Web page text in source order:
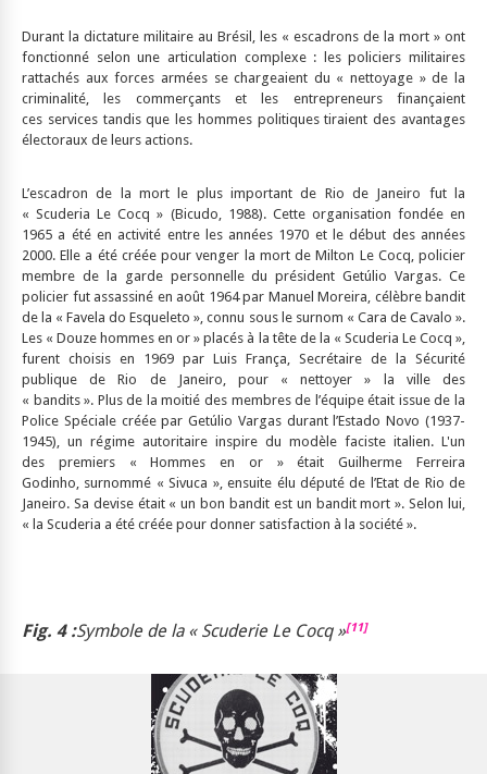
Durant la dictature militaire au Brésil, les « escadrons de la mort » ont
fonctionné selon une articulation complexe : les policiers militaires
rattachés aux forces armées se chargeaient du « nettoyage » de la
criminalité, les commerçants et les entrepreneurs finançaient
ces services tandis que les hommes politiques tiraient des avantages
électoraux de leurs actions.
L’escadron de la mort le plus important de Rio de Janeiro fut la
« Scuderia Le Cocq » (Bicudo, 1988). Cette organisation fondée en
1965 a été en activité entre les années 1970 et le début des années
2000. Elle a été créée pour venger la mort de Milton Le Cocq, policier
membre de la garde personnelle du président Getúlio Vargas. Ce
policier fut assassiné en août 1964 par Manuel Moreira, célèbre bandit
de la « Favela do Esqueleto », connu sous le surnom « Cara de Cavalo ».
Les « Douze hommes en or » placés à la tête de la « Scuderia Le Cocq »,
furent choisis en 1969 par Luis França, Secrétaire de la Sécurité
publique de Rio de Janeiro, pour « nettoyer » la ville des
« bandits ». Plus de la moitié des membres de l’équipe était issue de la
Police Spéciale créée par Getúlio Vargas durant l’Estado Novo (1937-
1945), un régime autoritaire inspire du modèle faciste italien. L'un
des premiers « Hommes en or » était Guilherme Ferreira
Godinho, surnommé « Sivuca », ensuite élu député de l’Etat de Rio de
Janeiro. Sa devise était « un bon bandit est un bandit mort ». Selon lui,
« la Scuderia a été créée pour donner satisfaction à la société ».
Fig. 4:Symbole de la « Scuderie Le Cocq »[11]